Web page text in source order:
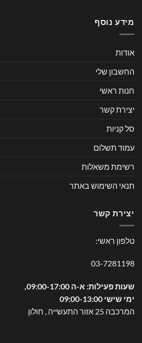
מידע נוסף
אודות
החשבון שלי
חנות ראשי
יצירת קשר
סל קניות
עמוד תשלום
רשימת משאלות
תנאי השימוש באתר
יצירת קשר
טלפון ראשי:
03-7281198
שעות פעילות: א-ה 09:00-17:00,
ימי שישי 09:00-13:00
המרכבה 25 אזור התעשייה , חולון